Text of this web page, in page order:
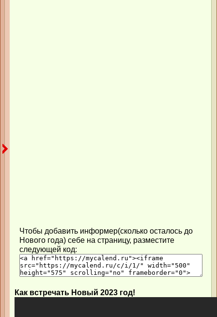
Чтобы добавить информер(сколько осталось до
Нового года) себе на страницу, разместите
следующей код:
Как встречать Новый 2023 год!